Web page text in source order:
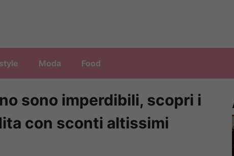
Moda Food
sono imperdibili, scopri i
con sconti altissimi